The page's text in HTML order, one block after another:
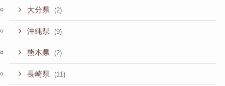
大分県 (2)
沖縄県 (9)
熊本県 (2)
長崎県 (11)